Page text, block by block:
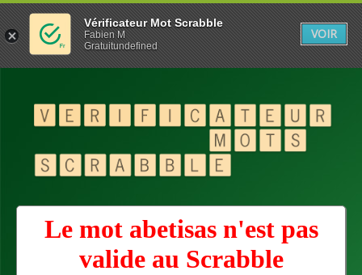
Le mot abetisas n'est pas
valide au Scrabble
Vérificateur Mot Scrabble
Fabien M
Gratuitundefined
VOIR